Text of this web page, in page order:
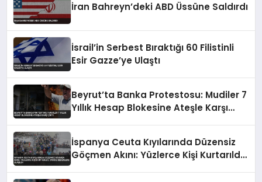
İran Bahreyn’deki ABD Üssüne Saldırdı
İsrail’in Serbest Bıraktığı 60 Filistinli
Esir Gazze’ye Ulaştı
Beyrut’ta Banka Protestosu: Mudiler 7
Yıllık Hesap Blokesine Ateşle Karşı
İspanya Ceuta Kıyılarında Düzensiz
Göçmen Akını: Yüzlerce Kişi Kurtarıldı,